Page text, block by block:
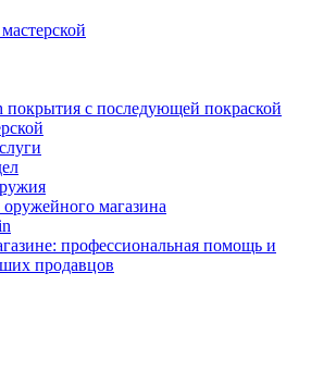
покрытия с последующей покраской
магазина
профессиональная помощь и
продавцов